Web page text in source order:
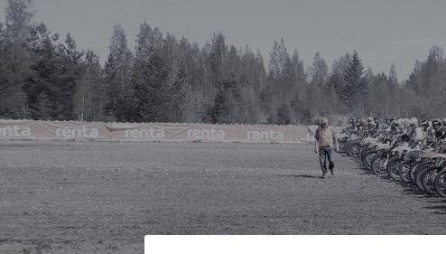
Siirry
sivun
sisältöön
Sivuston etusivulle